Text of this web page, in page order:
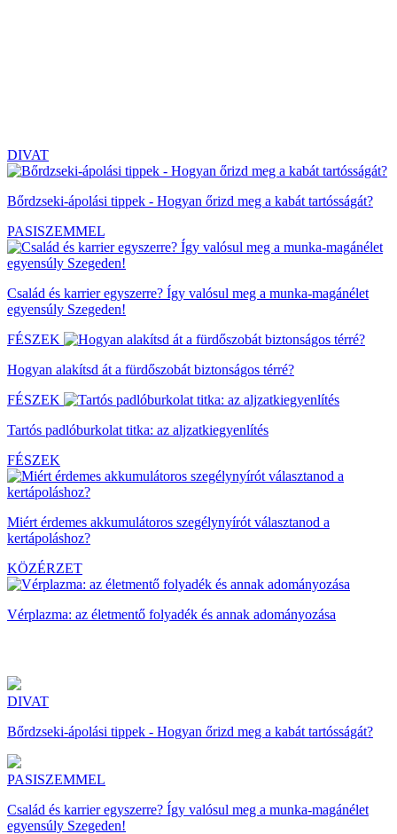
DIVAT
Bőrdzseki-ápolási tippek - Hogyan őrizd meg a kabát tartósságát?
PASISZEMMEL
Család és karrier egyszerre? Így valósul meg a munka-magánélet
egyensúly Szegeden!
FÉSZEK
Hogyan alakítsd át a fürdőszobát biztonságos térré?
FÉSZEK
Tartós padlóburkolat titka: az aljzatkiegyenlítés
FÉSZEK
Miért érdemes akkumulátoros szegélynyírót választanod a
kertápoláshoz?
KÖZÉRZET
Vérplazma: az életmentő folyadék és annak adományozása
DIVAT
Bőrdzseki-ápolási tippek - Hogyan őrizd meg a kabát tartósságát?
PASISZEMMEL
Család és karrier egyszerre? Így valósul meg a munka-magánélet
egyensúly Szegeden!